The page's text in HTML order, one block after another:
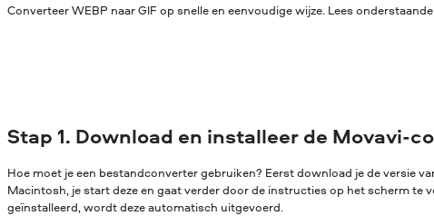
Converteer WEBP naar GIF op snelle en eenvoudige wijze. Lees
Stap 1. Download en installeer de Movavi-
Hoe moet je een bestandconverter gebruiken? Eerst download je de versie
Macintosh, je start deze en gaat verder door de instructies op het scherm te
geïnstalleerd, wordt deze automatisch uitgevoerd.